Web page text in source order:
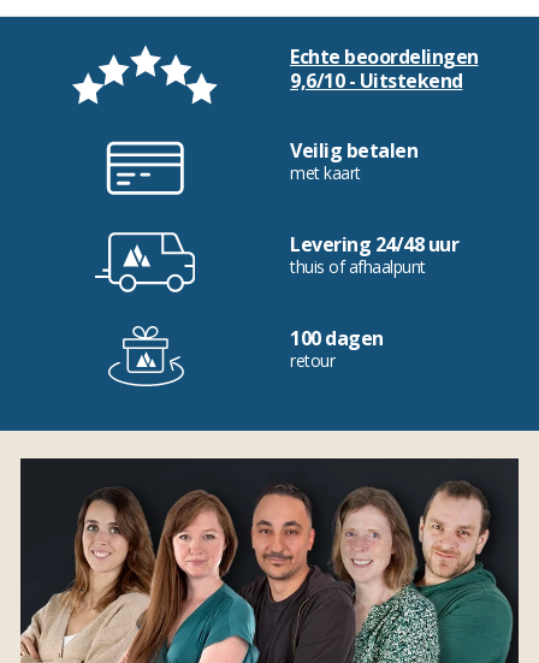
Echte beoordelingen
9,6/10 - Uitstekend
Veilig betalen
met kaart
Levering 24/48 uur
thuis of afhaalpunt
100 dagen
retour